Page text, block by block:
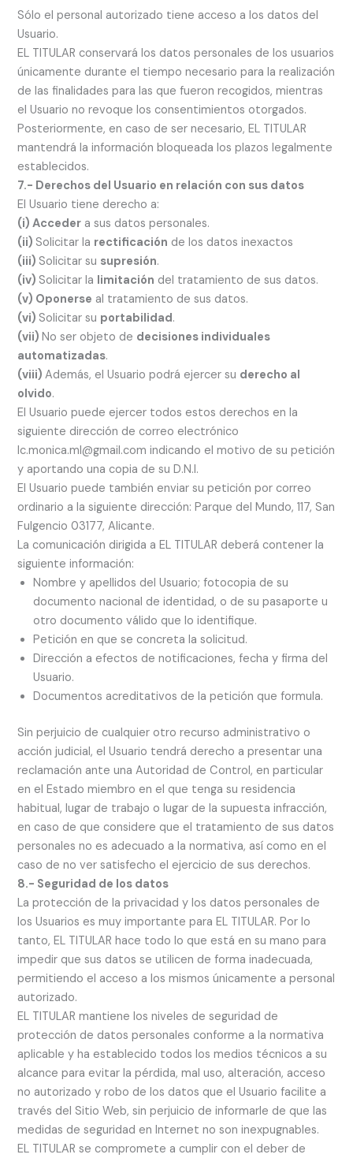
Sólo el personal autorizado tiene acceso a los datos del
Usuario.
EL TITULAR conservará los datos personales de los usuarios
únicamente durante el tiempo necesario para la realización
de las finalidades para las que fueron recogidos, mientras
el Usuario no revoque los consentimientos otorgados.
Posteriormente, en caso de ser necesario, EL TITULAR
mantendrá la información bloqueada los plazos legalmente
establecidos.
7.- Derechos del Usuario en relación con sus datos
El Usuario tiene derecho a:
(i) Acceder a sus datos personales.
(ii) Solicitar la rectificación de los datos inexactos
(iii) Solicitar su supresión.
(iv) Solicitar la limitación del tratamiento de sus datos.
(v) Oponerse al tratamiento de sus datos.
(vi) Solicitar su portabilidad.
(vii)No ser objeto de decisiones individuales
automatizadas.
(viii)Además, el Usuario podrá ejercer su derecho al
olvido.
El Usuario puede ejercer todos estos derechos en la
siguiente dirección de correo electrónico
lc.monica.ml@gmail.com indicando el motivo de su petición
y aportando una copia de su D.N.I.
El Usuario puede también enviar su petición por correo
ordinario a la siguiente dirección: Parque del Mundo, 117, San
Fulgencio 03177, Alicante.
La comunicación dirigida a EL TITULAR deberá contener la
siguiente información:
Nombre y apellidos del Usuario; fotocopia de su
documento nacional de identidad, o de su pasaporte u
otro documento válido que lo identifique.
Petición en que se concreta la solicitud.
Dirección a efectos de notificaciones, fecha y firma del
Usuario.
Documentos acreditativos de la petición que formula.
Sin perjuicio de cualquier otro recurso administrativo o
acción judicial, el Usuario tendrá derecho a presentar una
reclamación ante una Autoridad de Control, en particular
en el Estado miembro en el que tenga su residencia
habitual, lugar de trabajo o lugar de la supuesta infracción,
en caso de que considere que el tratamiento de sus datos
personales no es adecuado a la normativa, así como en el
caso de no ver satisfecho el ejercicio de sus derechos.
8.- Seguridad de los datos
La protección de la privacidad y los datos personales de
los Usuarios es muy importante para EL TITULAR. Por lo
tanto, EL TITULAR hace todo lo que está en su mano para
impedir que sus datos se utilicen de forma inadecuada,
permitiendo el acceso a los mismos únicamente a personal
autorizado.
EL TITULAR mantiene los niveles de seguridad de
protección de datos personales conforme a la normativa
aplicable y ha establecido todos los medios técnicos a su
alcance para evitar la pérdida, mal uso, alteración, acceso
no autorizado y robo de los datos que el Usuario facilite a
través del Sitio Web, sin perjuicio de informarle de que las
medidas de seguridad en Internet no son inexpugnables.
EL TITULAR se compromete a cumplir con el deber de